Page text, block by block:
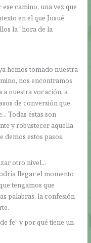
camino, una vez que
en el que Josué
la “hora de la
hemos tomado nuestra
nos encontramos
a nuestra vocación, a
de conversión que
Todas éstas son
y robustecer aquella
demos estos pasos,
otro nivel…
llegar el momento
tengamos que
palabras, la confesión
fe” y por qué tiene un